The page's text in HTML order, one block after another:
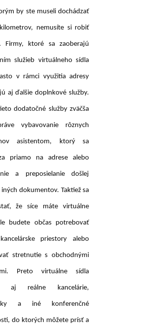
by ste museli dochádzať
nemusíte si robiť
Firmy, ktoré sa zaoberajú
služieb virtuálneho sídla
v rámci využitia adresy
aj ďalšie doplnkové služby.
dodatočné služby zväčša
vybavovanie rôznych
asistentom, ktorý sa
priamo na adrese alebo
a preposielanie došlej
iných dokumentov. Taktiež sa
že síce máte virtuálne
budete občas potrebovať
priestory alebo
stretnutie s obchodnými
Preto virtuálne sídla
aj reálne kancelárie,
a iné konferenčné
do ktorých môžete prísť a